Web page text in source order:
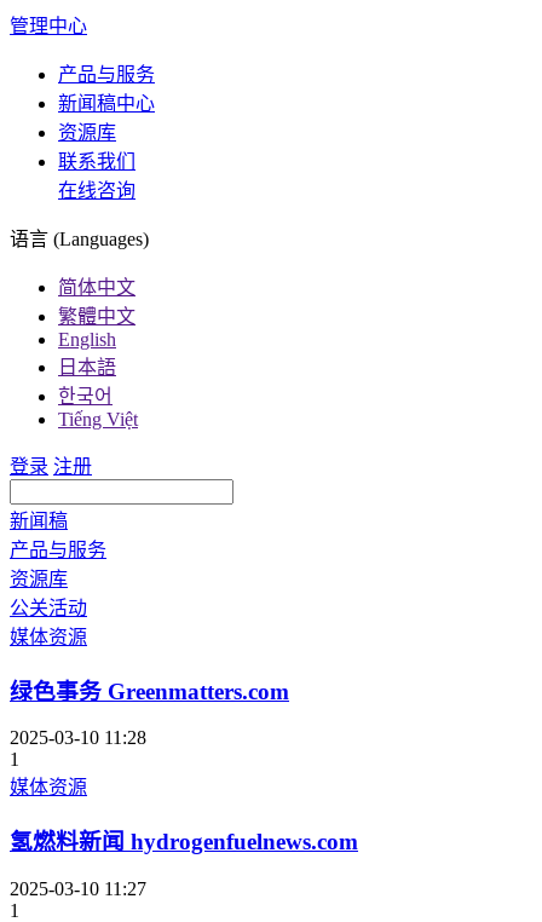
管理中心
产品与服务
新闻稿中心
资源库
联系我们
在线咨询
语言 (Languages)
简体中文
繁體中文
English
日本語
한국어
Tiếng Việt
登录 注册
新闻稿
产品与服务
资源库
公关活动
媒体资源
绿色事务 Greenmatters.com
2025-03-10 11:28
1
媒体资源
氢燃料新闻 hydrogenfuelnews.com
2025-03-10 11:27
1